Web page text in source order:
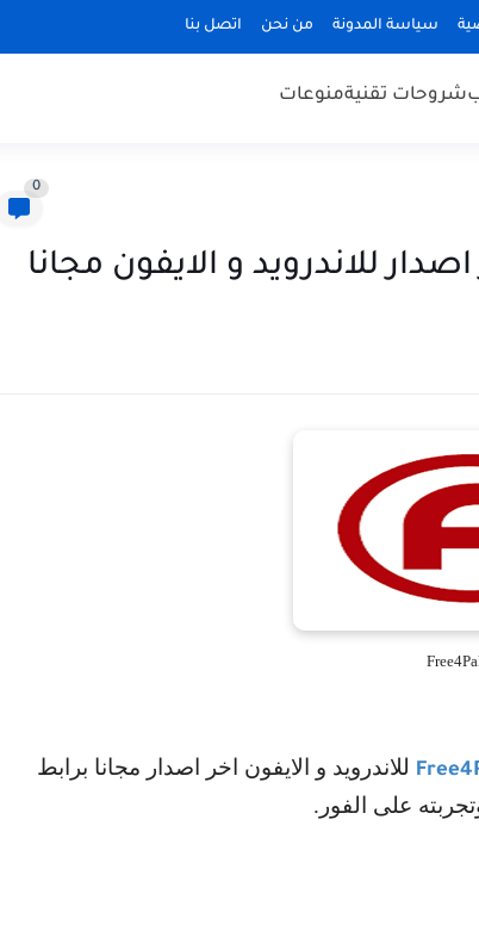
سياسة المدونة من نحن اتصل بنا
شروحات تقنيةمنوعات
0
للاندرويد و الايفون اخر اصدار مجانا برابط
على الفور.